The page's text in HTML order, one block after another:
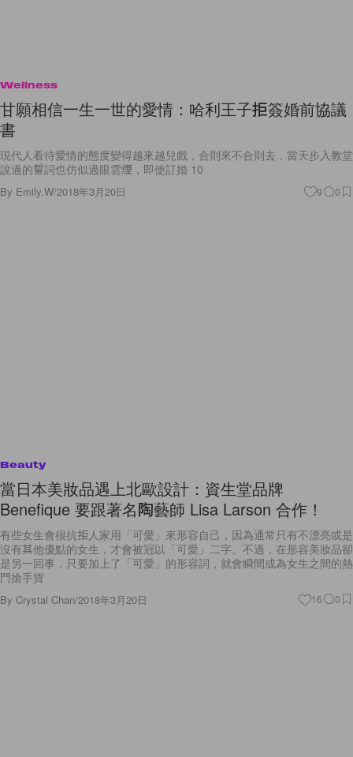
Wellness
甘願相信一生一世的愛情：哈利王子拒簽婚前協議
書
現代人看待愛情的態度變得越來越兒戲，合則來不合則去，當天步入教堂
說過的誓詞也仿似過眼雲煙，即使訂婚 10
By Emily.W/2018年3月20日 9 0
Beauty
當日本美妝品遇上北歐設計：資生堂品牌
Benefique 要跟著名陶藝師 Lisa Larson 合作！
有些女生會很抗拒人家用「可愛」來形容自己，因為通常只有不漂亮或是
沒有其他優點的女生，才會被冠以「可愛」二字。不過，在形容美妝品卻
是另一回事，只要加上了「可愛」的形容詞，就會瞬間成為女生之間的熱
門搶手貨
By Crystal Chan/2018年3月20日 16 0